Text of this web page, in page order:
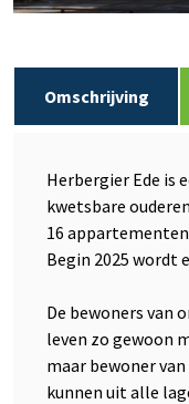
Omschrijving
Herbergier Ede is
kwetsbare
16
Begin 2025 wordt
De bewoners van
leven zo gewoon
maar bewoner
kunnen uit alle